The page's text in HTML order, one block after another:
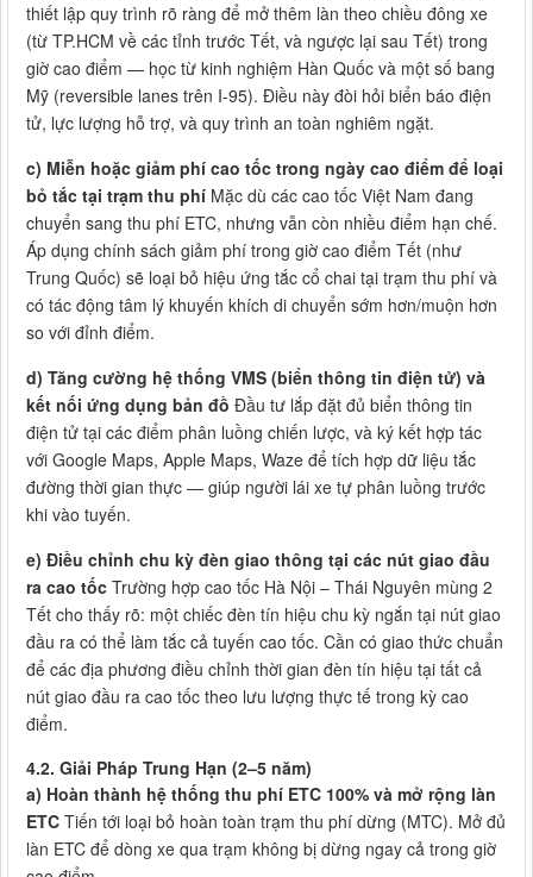
thiết lập quy trình rõ ràng để mở thêm làn theo chiều đông xe
(từ TP.HCM về các tỉnh trước Tết, và ngược lại sau Tết) trong
giờ cao điểm — học từ kinh nghiệm Hàn Quốc và một số bang
Mỹ (reversible lanes trên I-95). Điều này đòi hỏi biển báo điện
tử, lực lượng hỗ trợ, và quy trình an toàn nghiêm ngặt.
c) Miễn hoặc giảm phí cao tốc trong ngày cao điểm để loại
bỏ tắc tại trạm thu phí Mặc dù các cao tốc Việt Nam đang
chuyển sang thu phí ETC, nhưng vẫn còn nhiều điểm hạn chế.
Áp dụng chính sách giảm phí trong giờ cao điểm Tết (như
Trung Quốc) sẽ loại bỏ hiệu ứng tắc cổ chai tại trạm thu phí và
có tác động tâm lý khuyến khích di chuyển sớm hơn/muộn hơn
so với đỉnh điểm.
d) Tăng cường hệ thống VMS (biển thông tin điện tử) và
kết nối ứng dụng bản đồ Đầu tư lắp đặt đủ biển thông tin
điện tử tại các điểm phân luồng chiến lược, và ký kết hợp tác
với Google Maps, Apple Maps, Waze để tích hợp dữ liệu tắc
đường thời gian thực — giúp người lái xe tự phân luồng trước
khi vào tuyến.
e) Điều chỉnh chu kỳ đèn giao thông tại các nút giao đầu
ra cao tốc Trường hợp cao tốc Hà Nội – Thái Nguyên mùng 2
Tết cho thấy rõ: một chiếc đèn tín hiệu chu kỳ ngắn tại nút giao
đầu ra có thể làm tắc cả tuyến cao tốc. Cần có giao thức chuẩn
để các địa phương điều chỉnh thời gian đèn tín hiệu tại tất cả
nút giao đầu ra cao tốc theo lưu lượng thực tế trong kỳ cao
điểm.
4.2. Giải Pháp Trung Hạn (2–5 năm)
a) Hoàn thành hệ thống thu phí ETC 100% và mở rộng làn
ETC Tiến tới loại bỏ hoàn toàn trạm thu phí dừng (MTC). Mở đủ
làn ETC để dòng xe qua trạm không bị dừng ngay cả trong giờ